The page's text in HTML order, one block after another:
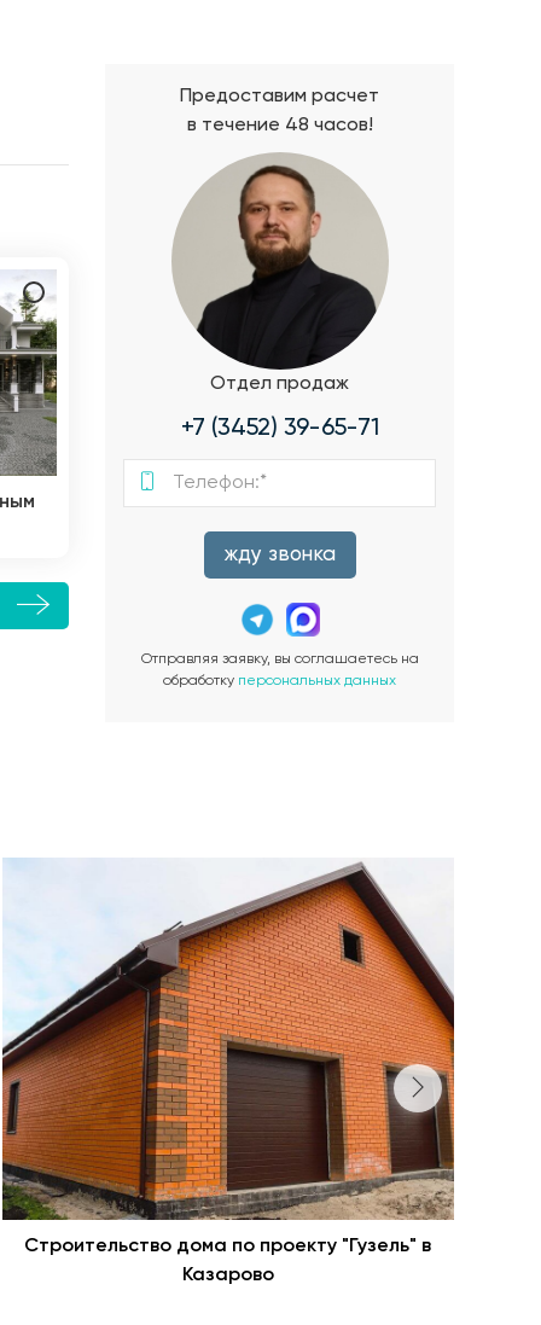
Предоставим расчет
в течение 48 часов!
Отдел продаж
+7 (3452) 39-65-71
жду звонка
Отправляя заявку, вы соглашаетесь на
обработку персональных данных
Строительство дома по проекту "Гузель" в
Казарово